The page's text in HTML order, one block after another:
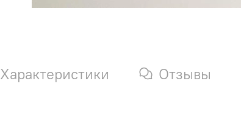
Характеристики Отзывы